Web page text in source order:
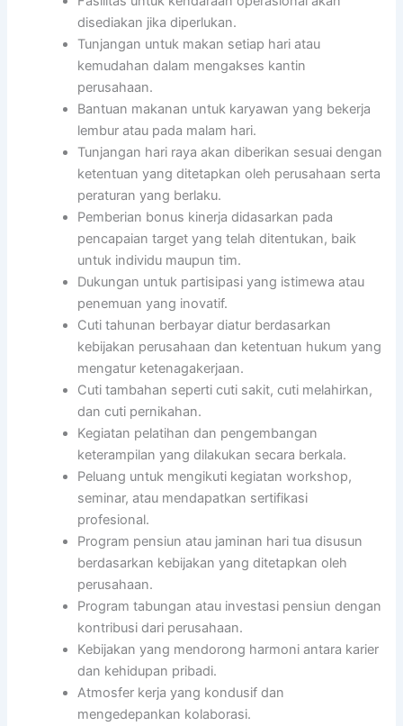
disediakan jika diperlukan.
Tunjangan untuk makan setiap hari atau
kemudahan dalam mengakses kantin
perusahaan.
Bantuan makanan untuk karyawan yang bekerja
lembur atau pada malam hari.
Tunjangan hari raya akan diberikan sesuai dengan
ketentuan yang ditetapkan oleh perusahaan serta
peraturan yang berlaku.
Pemberian bonus kinerja didasarkan pada
pencapaian target yang telah ditentukan, baik
untuk individu maupun tim.
Dukungan untuk partisipasi yang istimewa atau
penemuan yang inovatif.
Cuti tahunan berbayar diatur berdasarkan
kebijakan perusahaan dan ketentuan hukum yang
mengatur ketenagakerjaan.
Cuti tambahan seperti cuti sakit, cuti melahirkan,
dan cuti pernikahan.
Kegiatan pelatihan dan pengembangan
keterampilan yang dilakukan secara berkala.
Peluang untuk mengikuti kegiatan workshop,
seminar, atau mendapatkan sertifikasi
profesional.
Program pensiun atau jaminan hari tua disusun
berdasarkan kebijakan yang ditetapkan oleh
perusahaan.
Program tabungan atau investasi pensiun dengan
kontribusi dari perusahaan.
Kebijakan yang mendorong harmoni antara karier
dan kehidupan pribadi.
Atmosfer kerja yang kondusif dan
mengedepankan kolaborasi.